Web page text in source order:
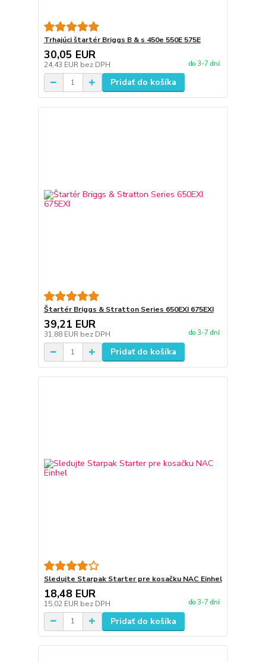
Trhajúci štartér Briggs B & s 450e 550E 575E
30,05 EUR
24,43 EUR bez DPH do 3-7 dní
Pridať do košíka
Štartér Briggs & Stratton Series 650EXI 675EXI
39,21 EUR
31,88 EUR bez DPH do 3-7 dní
Pridať do košíka
Sledujte Starpak Starter pre kosačku NAC Einhel
18,48 EUR
15,02 EUR bez DPH do 3-7 dní
Pridať do košíka